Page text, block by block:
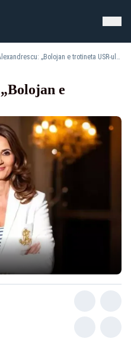
Anca Alexandrescu: „Bolojan e trotineta USR-ului”
e